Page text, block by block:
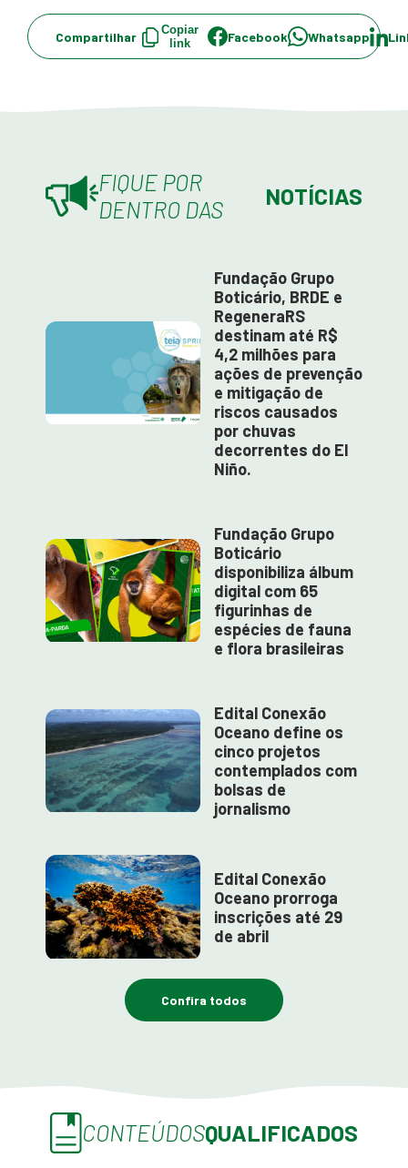
Compartilhar
Copiar
link
Facebook Whatsapp
FIQUE POR
DENTRO DAS
NOTÍCIAS
Fundação Grupo
Boticário, BRDE e
RegeneraRS
destinam até R$
4,2 milhões para
ações de prevenção
e mitigação de
riscos causados
por chuvas
decorrentes do El
Niño.
Fundação Grupo
Boticário
disponibiliza álbum
digital com 65
figurinhas de
espécies de fauna
e flora brasileiras
Edital Conexão
Oceano define os
cinco projetos
contemplados com
bolsas de
jornalismo
Edital Conexão
Oceano prorroga
inscrições até 29
de abril
Confira todos
CONTEÚDOSQUALIFICADOS